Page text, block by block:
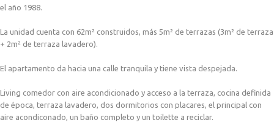
el año 1988.
La unidad cuenta con 62m² construidos, más 5m² de terrazas (3m² de terraza
+ 2m² de terraza lavadero).
El apartamento da hacia una calle tranquila y tiene vista despejada.
Living comedor con aire acondicionado y acceso a la terraza, cocina definida
de época, terraza lavadero, dos dormitorios con placares, el principal con
aire acondiconado, un baño completo y un toilette a reciclar.